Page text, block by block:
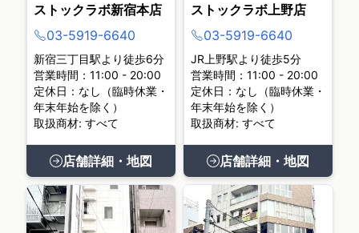
ストックラボ新宿本店
03-5919-6640
新宿三丁目駅より徒歩6分
営業時間：11:00 - 20:00
定休日：なし（臨時休業・
年末年始を除く）
取扱商材: すべて
店舗詳細・地図
ストックラボ上野店
03-5919-6640
JR上野駅より徒歩5分
営業時間：11:00 - 20:00
定休日：なし（臨時休業・
年末年始を除く）
取扱商材: すべて
店舗詳細・地図